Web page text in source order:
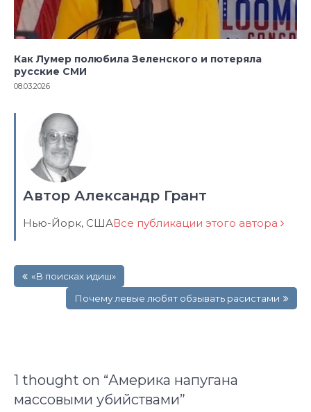
Как Лумер полюбила Зеленского и потеряла
русские СМИ
08.03.2026
Автор Александр Грант
Нью-Йорк, СШАВсе публикации этого автора
по
записям
«В поисках идиш»
Почему левые любят обзывать расистами
1 thought on “Америка напугана
массовыми убийствами”